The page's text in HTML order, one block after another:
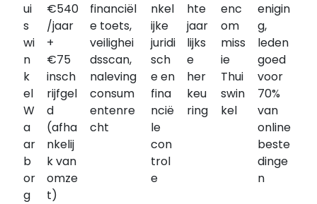
ui
s
wi
n
k
el
W
a
ar
b
or
g
€540
/jaar
+
€75
insch
rijfgel
d
(afha
nkelij
k van
omze
t)
financiël
e toets,
veilighei
dsscan,
naleving
consum
entenre
cht
nkel
ijke
juridi
sch
e en
fina
ncië
le
con
trol
e
hte
jaar
lijks
e
her
keu
ring
enc
om
miss
ie
Thui
swin
kel
enigin
g,
leden
goed
voor
70%
van
online
beste
dinge
n